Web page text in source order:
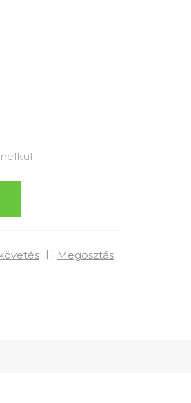
Egységár:
Megosztás